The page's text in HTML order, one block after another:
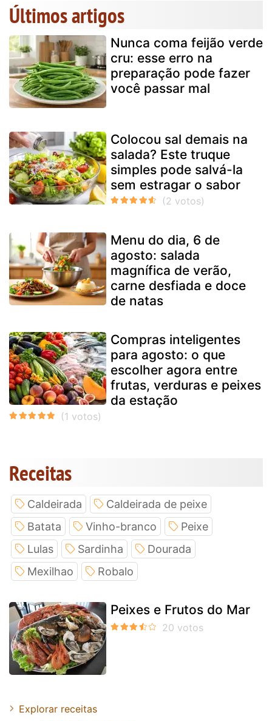
Últimos artigos
Nunca coma feijão verde
cru: esse erro na
preparação pode fazer
você passar mal
Colocou sal demais na
salada? Este truque
simples pode salvá-la
sem estragar o sabor
Menu do dia, 6 de
agosto: salada
magnífica de verão,
carne desfiada e doce
de natas
Compras inteligentes
para agosto: o que
escolher agora entre
frutas, verduras e peixes
da estação
Receitas
Caldeirada
Caldeirada de peixe
Batata
Vinho-branco
Peixe
Lulas
Sardinha
Dourada
Mexilhao
Robalo
Peixes e Frutos do Mar
Explorar receitas